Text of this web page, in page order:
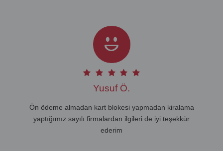
Yusuf Ö.
Ön ödeme almadan kart blokesi yapmadan kiralama
yaptığımız sayılı firmalardan ilgileri de iyi teşekkür
ederim